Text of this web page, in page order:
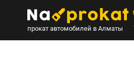
прокат автомобилей в Алматы